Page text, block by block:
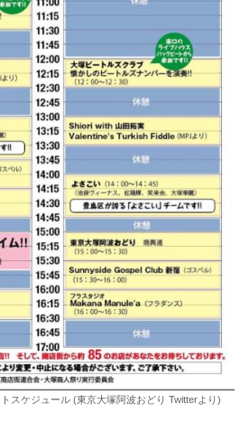
スケジュール (東京大塚阿波おどり Twitterより)